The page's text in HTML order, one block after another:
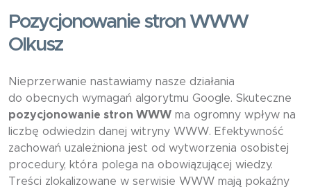
Pozycjonowanie stron WWW
Olkusz
Nieprzerwanie nastawiamy nasze działania
do obecnych wymagań algorytmu Google. Skuteczne
pozycjonowanie stron WWW ma ogromny wpływ na
liczbę odwiedzin danej witryny WWW. Efektywność
zachowań uzależniona jest od wytworzenia osobistej
procedury, która polega na obowiązującej wiedzy.
Treści zlokalizowane w serwisie WWW mają pokaźny